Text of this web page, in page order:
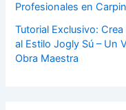
Profesionales en
Tutorial Exclusivo:
al Estilo Jogly Sú – Un
Obra Maestra